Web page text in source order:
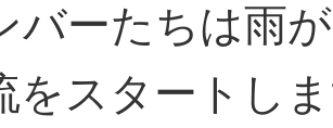
バーたちは雨
をスタートし